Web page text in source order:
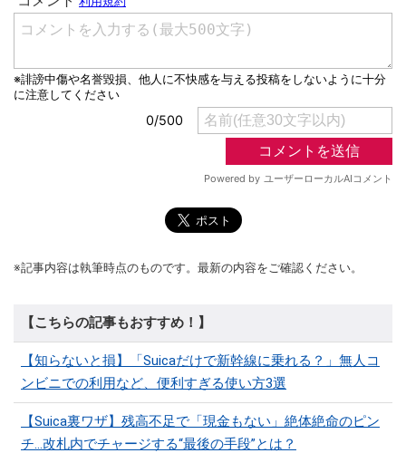
※記事内容は執筆時点のものです。最新の内容をご確認ください。
【こちらの記事もおすすめ！】
【知らないと損】「Suicaだけで新幹線に乗れる？」無人コ
ンビニでの利用など、便利すぎる使い方3選
【Suica裏ワザ】残高不足で「現金もない」絶体絶命のピン
チ…改札内でチャージする“最後の手段”とは？